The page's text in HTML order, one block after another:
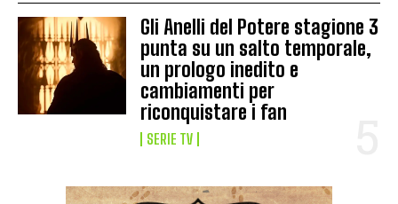
Gli Anelli del Potere stagione 3
punta su un salto temporale,
un prologo inedito e
cambiamenti per
riconquistare i fan
SERIE TV